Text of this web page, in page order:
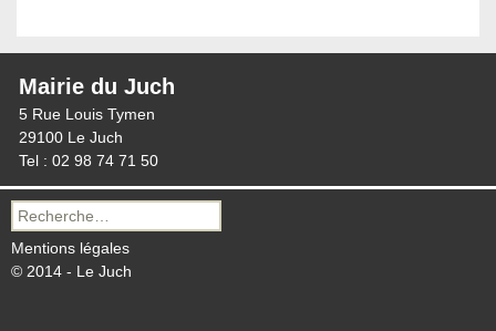
Mairie du Juch
5 Rue Louis Tymen
29100 Le Juch
Tel : 02 98 74 71 50
Recherche
pour :
Mentions légales
© 2014 - Le Juch